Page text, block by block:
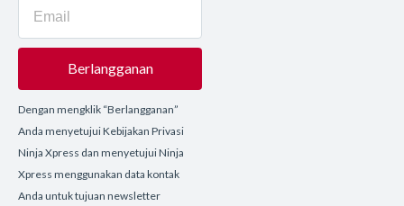
Berlangganan
Dengan mengklik “Berlangganan”
Anda menyetujui Kebijakan Privasi
Ninja Xpress dan menyetujui Ninja
Xpress menggunakan data kontak
Anda untuk tujuan newsletter